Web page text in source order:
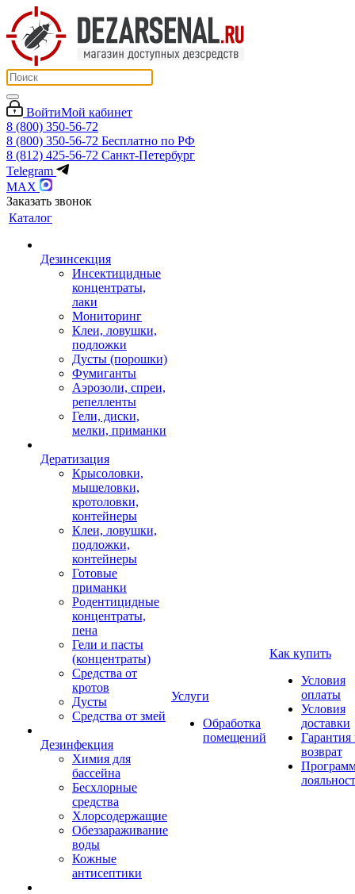
ВойтиМой кабинет
8 (800) 350-56-72
8 (800) 350-56-72 Бесплатно по РФ
8 (812) 425-56-72 Санкт-Петербург
Telegram
MAX
Заказать звонок
Каталог
Дезинсекция
Инсектицидные
концентраты,
лаки
Мониторинг
Клеи, ловушки,
подложки
Дусты (порошки)
Фумиганты
Аэрозоли, спреи,
репелленты
Гели, диски,
мелки, приманки
Дератизация
Крысоловки,
мышеловки,
кротоловки,
контейнеры
Клеи, ловушки,
подложки,
контейнеры
Готовые
приманки
Родентицидные
концентраты,
пена
Гели и пасты
(концентраты)
Средства от
кротов
Дусты
Средства от змей
Дезинфекция
Химия для
бассейна
Бесхлорные
средства
Хлорсодержащие
Обеззараживание
воды
Кожные
антисептики
Услуги
Обработка
помещений
Как купить
Условия
оплаты
Условия
доставки
Гарантия
возврат